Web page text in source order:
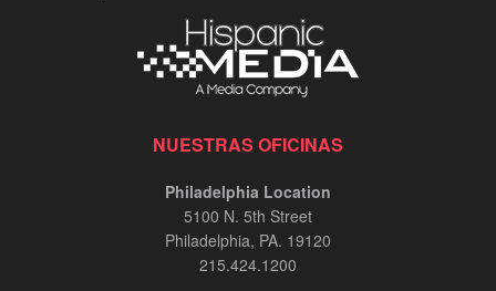
NUESTRAS OFICINAS
Philadelphia Location
5100 N. 5th Street
Philadelphia, PA. 19120
215.424.1200